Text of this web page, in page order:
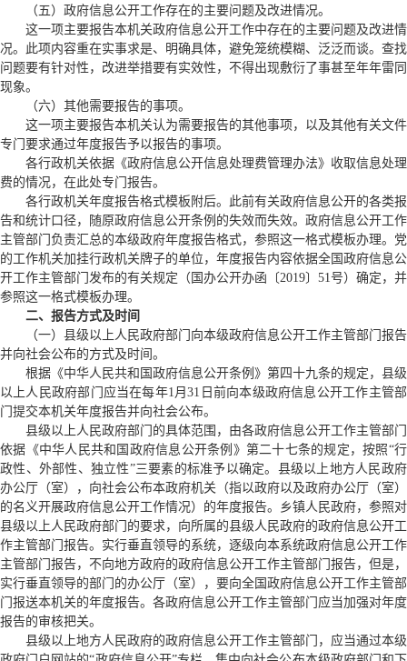
（五）政府信息公开工作存在的主要问题及改进情况。
这一项主要报告本机关政府信息公开工作中存在的主要问题及改进情
况。此项内容重在实事求是、明确具体，避免笼统模糊、泛泛而谈。查找
问题要有针对性，改进举措要有实效性，不得出现敷衍了事甚至年年雷同
现象。
（六）其他需要报告的事项。
这一项主要报告本机关认为需要报告的其他事项，以及其他有关文件
专门要求通过年度报告予以报告的事项。
各行政机关依据《政府信息公开信息处理费管理办法》收取信息处理
费的情况，在此处专门报告。
各行政机关年度报告格式模板附后。此前有关政府信息公开的各类报
告和统计口径，随原政府信息公开条例的失效而失效。政府信息公开工作
主管部门负责汇总的本级政府年度报告格式，参照这一格式模板办理。党
的工作机关加挂行政机关牌子的单位，年度报告内容依据全国政府信息公
开工作主管部门发布的有关规定（国办公开办函〔2019〕51号）确定，并
参照这一格式模板办理。
二、报告方式及时间
（一）县级以上人民政府部门向本级政府信息公开工作主管部门报告
并向社会公布的方式及时间。
根据《中华人民共和国政府信息公开条例》第四十九条的规定，县级
以上人民政府部门应当在每年1月31日前向本级政府信息公开工作主管部
门提交本机关年度报告并向社会公布。
县级以上人民政府部门的具体范围，由各政府信息公开工作主管部门
依据《中华人民共和国政府信息公开条例》第二十七条的规定，按照“行
政性、外部性、独立性”三要素的标准予以确定。县级以上地方人民政府
办公厅（室），向社会公布本政府机关（指以政府以及政府办公厅（室）
的名义开展政府信息公开工作情况）的年度报告。乡镇人民政府，参照对
县级以上人民政府部门的要求，向所属的县级人民政府的政府信息公开工
作主管部门报告。实行垂直领导的系统，逐级向本系统政府信息公开工作
主管部门报告，不向地方政府的政府信息公开工作主管部门报告，但是，
实行垂直领导的部门的办公厅（室），要向全国政府信息公开工作主管部
门报送本机关的年度报告。各政府信息公开工作主管部门应当加强对年度
报告的审核把关。
县级以上地方人民政府的政府信息公开工作主管部门，应当通过本级